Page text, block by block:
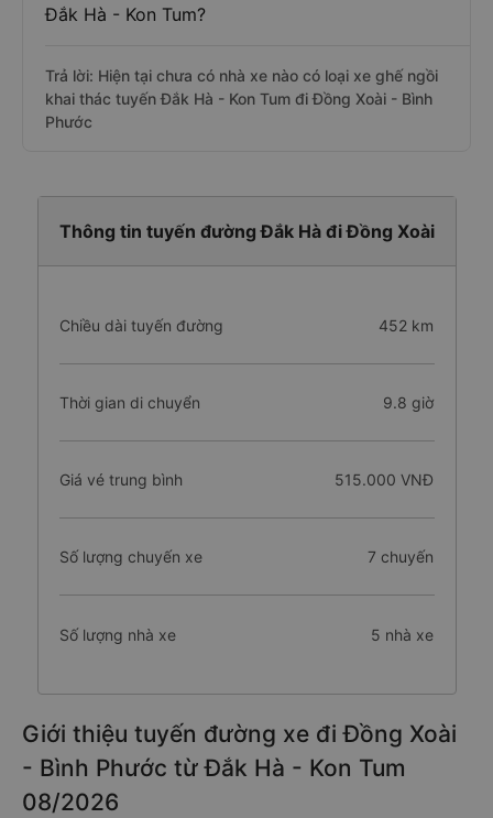
Đắk Hà - Kon Tum?
Trả lời: Hiện tại chưa có nhà xe nào có loại xe ghế ngồi
khai thác tuyến Đắk Hà - Kon Tum đi Đồng Xoài - Bình
Phước
Thông tin tuyến đường Đắk Hà đi Đồng Xoài
Chiều dài tuyến đường 452 km
Thời gian di chuyển 9.8 giờ
Giá vé trung bình 515.000 VNĐ
Số lượng chuyến xe 7 chuyến
Số lượng nhà xe 5 nhà xe
Giới thiệu tuyến đường xe đi Đồng Xoài
- Bình Phước từ Đắk Hà - Kon Tum
08/2026